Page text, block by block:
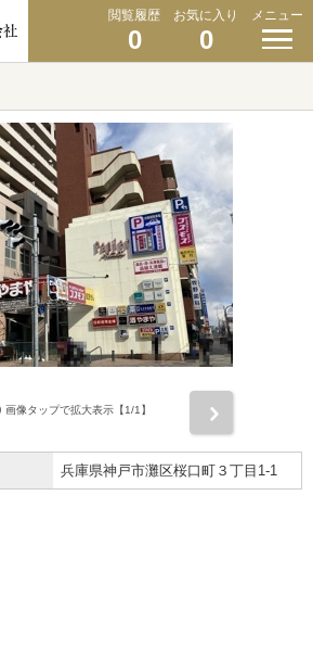
閲覧履歴
0
お気に入り
0
メニュー
画像タップで拡大表示【1/1】
兵庫県神戸市灘区桜口町３丁目1-1